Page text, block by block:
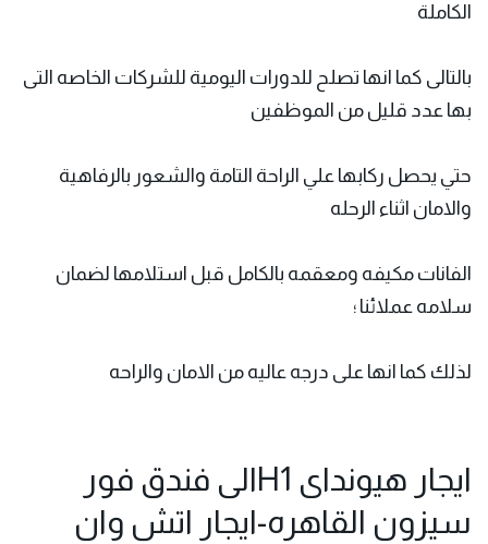
الكاملة
بالتالى كما انها تصلح للدورات اليومية للشركات الخاصه التى
بها عدد قليل من الموظفين
حتي يحصل ركابها علي الراحة التامة والشعور بالرفاهية
والامان اثناء الرحله
الفانات مكيفه ومعقمه بالكامل قبل استلامها لضمان
سلامه عملائنا ؛
لذلك كما انها على درجه عاليه من الامان والراحه
ايجار هيونداى H1الى فندق فور
سيزون القاهره-ايجار اتش وان